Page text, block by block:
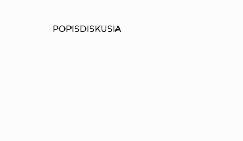
POPISDISKUSIA